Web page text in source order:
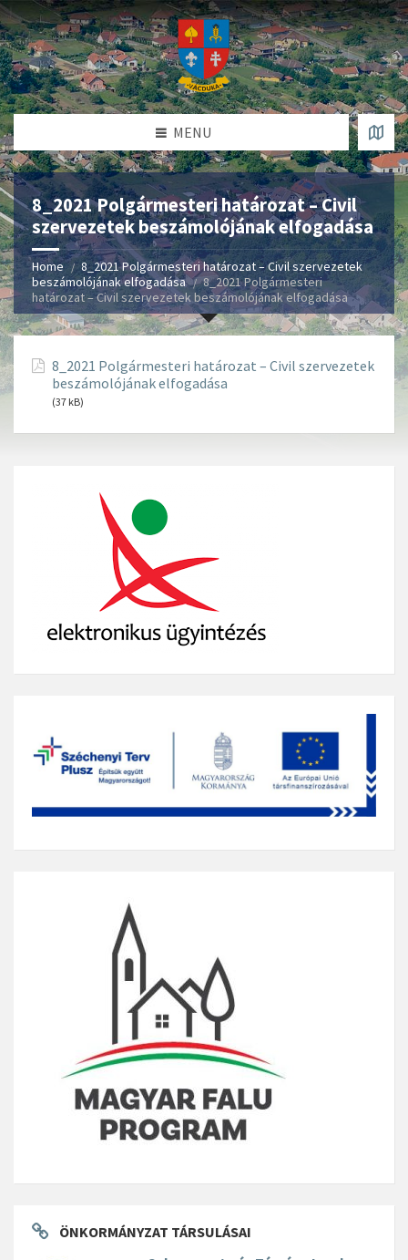
MENU
8_2021 Polgármesteri határozat – Civil
szervezetek beszámolójának elfogadása
Home
8_2021 Polgármesteri határozat – Civil szervezetek
beszámolójának elfogadása
8_2021 Polgármesteri
határozat – Civil szervezetek beszámolójának elfogadása
8_2021 Polgármesteri határozat – Civil szervezetek
beszámolójának elfogadása
(37 kB)
ÖNKORMÁNYZAT TÁRSULÁSAI